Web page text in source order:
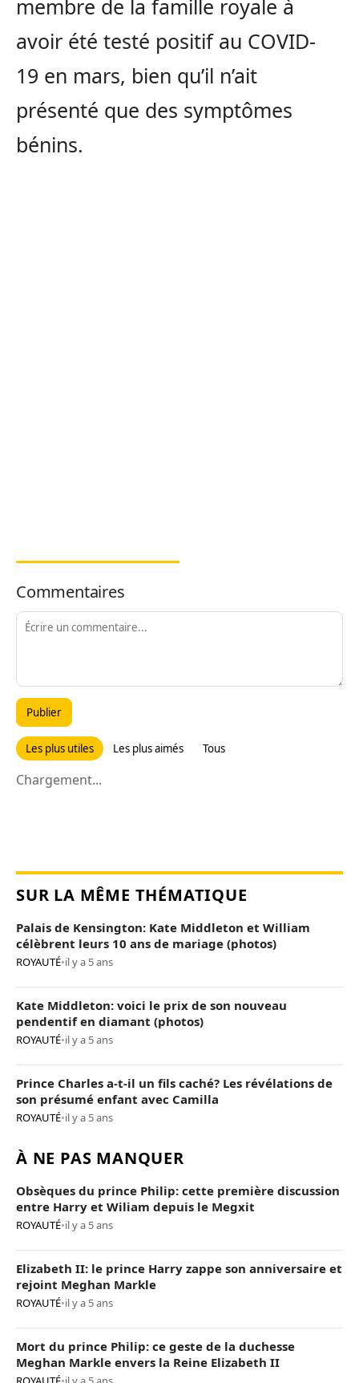
membre de la famille royale à
avoir été testé positif au COVID-
19 en mars, bien qu’il n’ait
présenté que des symptômes
bénins.
Commentaires
Publier
Les plus utiles Les plus aimés Tous
Chargement...
SUR LA MÊME THÉMATIQUE
Palais de Kensington: Kate Middleton et William
célèbrent leurs 10 ans de mariage (photos)
ROYAUTÉ•il y a 5 ans
Kate Middleton: voici le prix de son nouveau
pendentif en diamant (photos)
ROYAUTÉ•il y a 5 ans
Prince Charles a-t-il un fils caché? Les révélations de
son présumé enfant avec Camilla
ROYAUTÉ•il y a 5 ans
À NE PAS MANQUER
Obsèques du prince Philip: cette première discussion
entre Harry et Wiliam depuis le Megxit
ROYAUTÉ•il y a 5 ans
Elizabeth II: le prince Harry zappe son anniversaire et
rejoint Meghan Markle
ROYAUTÉ•il y a 5 ans
Mort du prince Philip: ce geste de la duchesse
Meghan Markle envers la Reine Elizabeth II